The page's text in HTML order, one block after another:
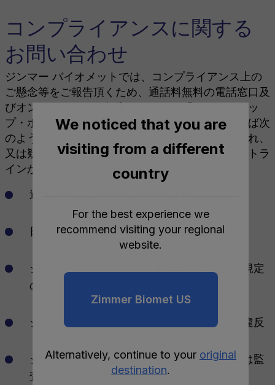
コンプライアンスに関する
お問い合わせ
ジンマー バイオメットでは、コンプライアンス上の
ご懸念等をご報告頂くため、通話料無料の電話窓口及
びオンラインによる報告システム（「スピークアッ
プ・ホットライン」）をご用意しています。例えば次
のようなコンプライアンス上のご懸念等を認識され、
又は疑われるときは、このスピークアップ・ホットラ
インからご報告頂けます。
適用される法令規則、業界規制の違反
日本の公的医療保険制度における違反
ジンマー バイオメット企業行動規範・倫理規定
の違反
ジンマー バイオメットポリシー及び手順の違反
ジンマー バイオメットの会計、内部統制又は監
査に関する懸念事項
We noticed that you are
visiting from a different
country
For the best experience we
recommend visiting your regional
website.
Zimmer Biomet US
Alternatively, continue to your original
destination.